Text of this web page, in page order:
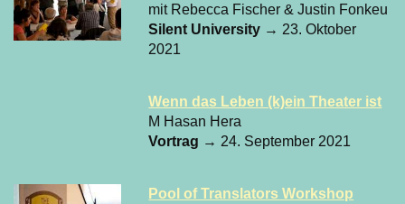
mit Rebecca Fischer & Justin Fonkeu
Silent University → 23. Oktober
2021
Wenn das Leben (k)ein Theater ist
M Hasan Hera
Vortrag → 24. September 2021
Pool of Translators Workshop